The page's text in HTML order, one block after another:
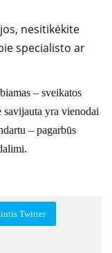
nesitikėkite
specialisto ar
– sveikatos
yra vienodai
– pagarbūs
Twitter